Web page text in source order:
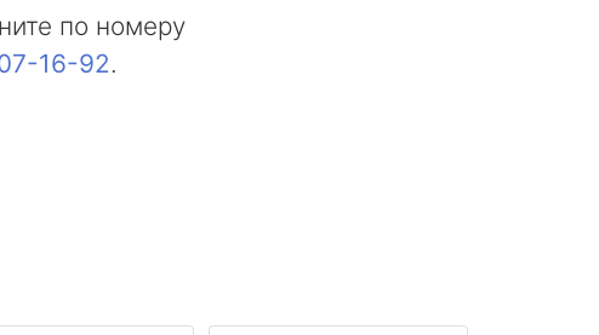
по номеру
16-92.